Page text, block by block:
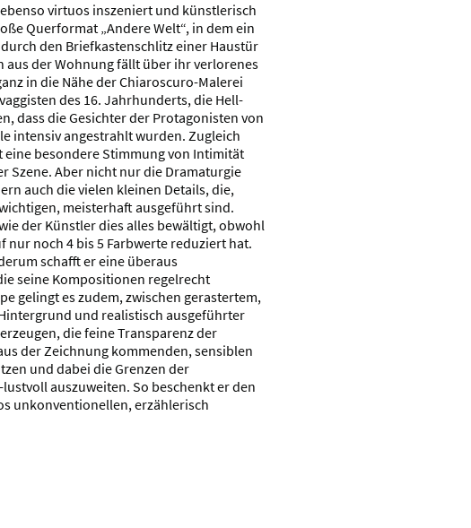
virtuos inszeniert und künstlerisch
Querformat „Andere Welt“, in dem ein
den Briefkastenschlitz einer Haustür
aus der Wohnung fällt über ihr verlorenes
in die Nähe der Chiaroscuro-Malerei
des 16. Jahrhunderts, die Hell-
dass die Gesichter der Protagonisten von
intensiv angestrahlt wurden. Zugleich
eine besondere Stimmung von Intimität
Szene. Aber nicht nur die Dramaturgie
auch die vielen kleinen Details, die,
meisterhaft ausgeführt sind.
der Künstler dies alles bewältigt, obwohl
nur noch 4 bis 5 Farbwerte reduziert hat.
schafft er eine überaus
seine Kompositionen regelrecht
gelingt es zudem, zwischen gerastertem,
und realistisch ausgeführter
die feine Transparenz der
der Zeichnung kommenden, sensiblen
und dabei die Grenzen der
auszuweiten. So beschenkt er den
unkonventionellen, erzählerisch